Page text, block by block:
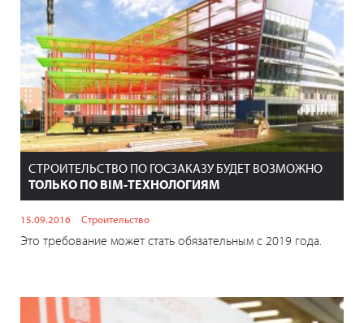
СТРОИТЕЛЬСТВО ПО ГОСЗАКАЗУ БУДЕТ ВОЗМОЖНО
ТОЛЬКО ПО BIM-ТЕХНОЛОГИЯМ
15.09.2016 Строительство
Это требование может стать обязательным с 2019 года.